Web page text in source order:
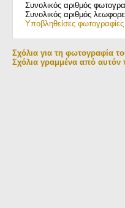
Συνολικός αριθμός
Συνολικός αριθμός
Υποβληθείσες
Σχόλια για τη φωτογραφία
Σχόλια γραμμένα από αυτόν